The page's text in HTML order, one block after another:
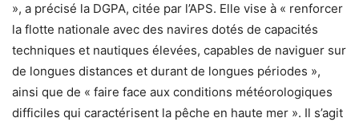
», a précisé la DGPA, citée par l’APS. Elle vise à « renforcer
la flotte nationale avec des navires dotés de capacités
techniques et nautiques élevées, capables de naviguer sur
de longues distances et durant de longues périodes »,
ainsi que de « faire face aux conditions météorologiques
difficiles qui caractérisent la pêche en haute mer ». Il s’agit